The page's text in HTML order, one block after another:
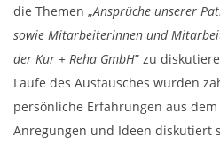
die Themen „Ansprüche unserer
sowie Mitarbeiterinnen und
der Kur + Reha GmbH” zu
Laufe des Austausches wurden
persönliche Erfahrungen aus
Anregungen und Ideen diskutiert